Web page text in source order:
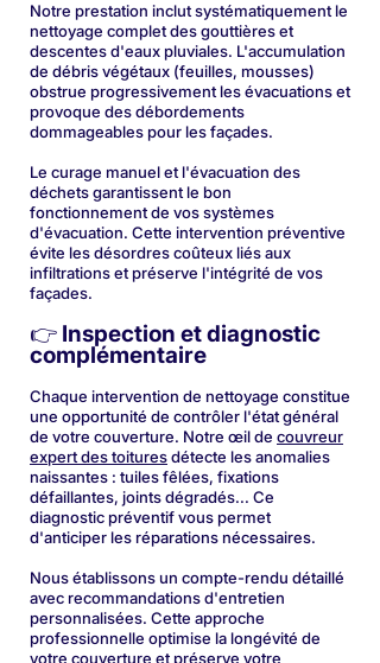
Notre prestation inclut systématiquement le
nettoyage complet des gouttières et
descentes d'eaux pluviales. L'accumulation
de débris végétaux (feuilles, mousses)
obstrue progressivement les évacuations et
provoque des débordements
dommageables pour les façades.
Le curage manuel et l'évacuation des
déchets garantissent le bon
fonctionnement de vos systèmes
d'évacuation. Cette intervention préventive
évite les désordres coûteux liés aux
infiltrations et préserve l'intégrité de vos
façades.
👉 Inspection et diagnostic
complémentaire
Chaque intervention de nettoyage constitue
une opportunité de contrôler l'état général
de votre couverture. Notre œil de couvreur
expert des toituresdétecte les anomalies
naissantes : tuiles fêlées, fixations
défaillantes, joints dégradés... Ce
diagnostic préventif vous permet
d'anticiper les réparations nécessaires.
Nous établissons un compte-rendu détaillé
avec recommandations d'entretien
personnalisées. Cette approche
professionnelle optimise la longévité de
votre couverture et préserve votre